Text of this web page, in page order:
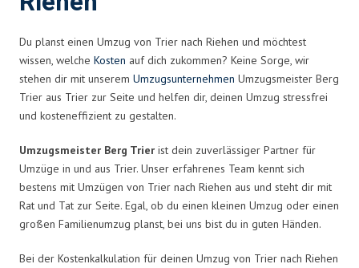
Du planst einen Umzug von Trier nach Riehen und möchtest
wissen, welche Kosten auf dich zukommen? Keine Sorge, wir
stehen dir mit unserem Umzugsunternehmen Umzugsmeister Berg
Trier aus Trier zur Seite und helfen dir, deinen Umzug stressfrei
und kosteneffizient zu gestalten.
Umzugsmeister Berg Trier ist dein zuverlässiger Partner für
Umzüge in und aus Trier. Unser erfahrenes Team kennt sich
bestens mit Umzügen von Trier nach Riehen aus und steht dir mit
Rat und Tat zur Seite. Egal, ob du einen kleinen Umzug oder einen
großen Familienumzug planst, bei uns bist du in guten Händen.
Bei der Kostenkalkulation für deinen Umzug von Trier nach Riehen